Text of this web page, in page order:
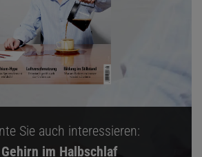
Sie auch interessieren:
Gehirn im Halbschlaf